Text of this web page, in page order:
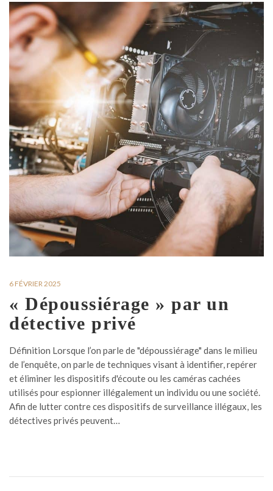
6 FÉVRIER 2025
« Dépoussiérage » par un
détective privé
Définition Lorsque l’on parle de "dépoussiérage" dans le milieu
de l’enquête, on parle de techniques visant à identifier, repérer
et éliminer les dispositifs d'écoute ou les caméras cachées
utilisés pour espionner illégalement un individu ou une société.
Afin de lutter contre ces dispositifs de surveillance illégaux, les
détectives privés peuvent…